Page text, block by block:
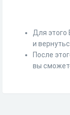
Для этого
и
После
вы